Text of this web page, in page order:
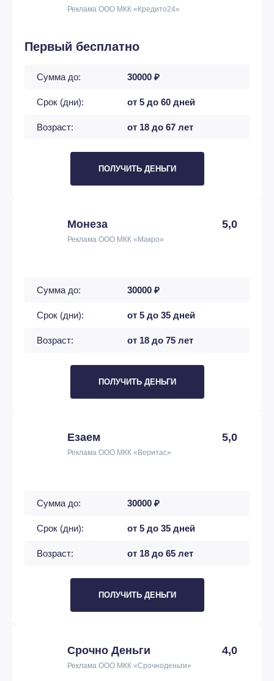
Реклама ООО МКК «Кредито24»
Первый бесплатно
Сумма до: 30000 ₽
Срок (дни): от 5 до 60 дней
Возраст: от 18 до 67 лет
ПОЛУЧИТЬ ДЕНЬГИ
Монеза 5,0
Реклама ООО МКК «Макро»
Сумма до: 30000 ₽
Срок (дни): от 5 до 35 дней
Возраст: от 18 до 75 лет
ПОЛУЧИТЬ ДЕНЬГИ
Езаем 5,0
Реклама ООО МКК «Веритас»
Сумма до: 30000 ₽
Срок (дни): от 5 до 35 дней
Возраст: от 18 до 65 лет
ПОЛУЧИТЬ ДЕНЬГИ
Срочно Деньги 4,0
Реклама ООО МКК «Срочноденьги»